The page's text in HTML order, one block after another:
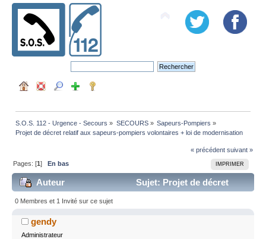
S.O.S. 112 - Urgence - Secours » SECOURS» Sapeurs-Pompiers »
Projet de décret relatif aux sapeurs-pompiers volontaires + loi de modernisation
« précédent suivant »
IMPRIMER
Pages: [1]En bas
Auteur
Sujet: Projet de décret
relatif aux sapeurs-pompiers volontaires + loi de
modernisation (Lu 22353 fois)
0 Membres et 1 Invité sur ce sujet
gendy
Administrateur